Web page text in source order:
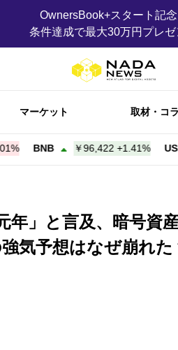
OwnersBook+スタート記念
条件達成で最大30万円プレゼ
マーケット 取材・コ
￥96,422+1.41% USD Coin
」と言及、暗号資
気予想はなぜ崩れ